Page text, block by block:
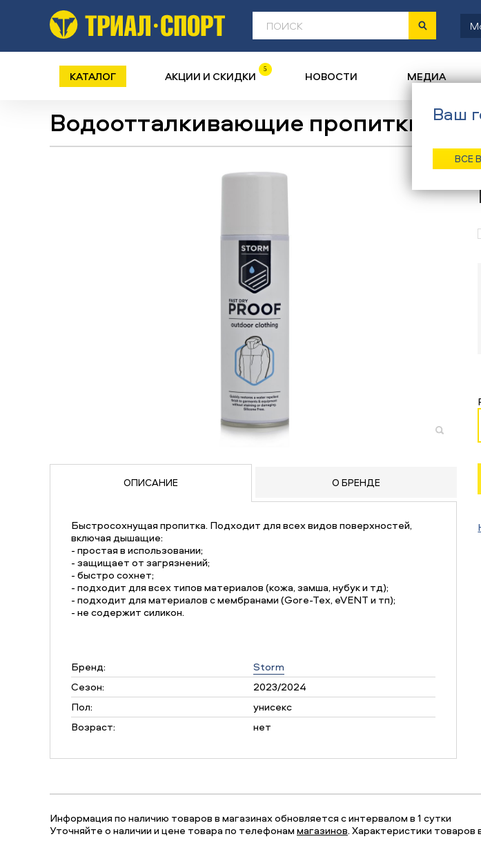
КАТАЛОГ АКЦИИ И СКИДКИ 5 НОВОСТИ МЕДИА
Водоотталкивающие пропитки
ОПИСАНИЕ О БРЕНДЕ
Быстросохнущая пропитка. Подходит для всех видов поверхностей,
включая дышащие:
- простая в использовании;
- защищает от загрязнений;
- быстро сохнет;
- подходит для всех типов материалов (кожа, замша, нубук и тд);
- подходит для материалов с мембранами (Gore-Tex, eVENT и тп);
- не содержит силикон.
Бренд:
Storm
Сезон:
2023/2024
Пол:
унисекс
Возраст:
нет
Информация по наличию товаров в магазинах обновляется с интервалом в 1 сутки
Уточняйте о наличии и цене товара по телефонаммагазинов. Характеристики товаров
Ваш
ВСЕ